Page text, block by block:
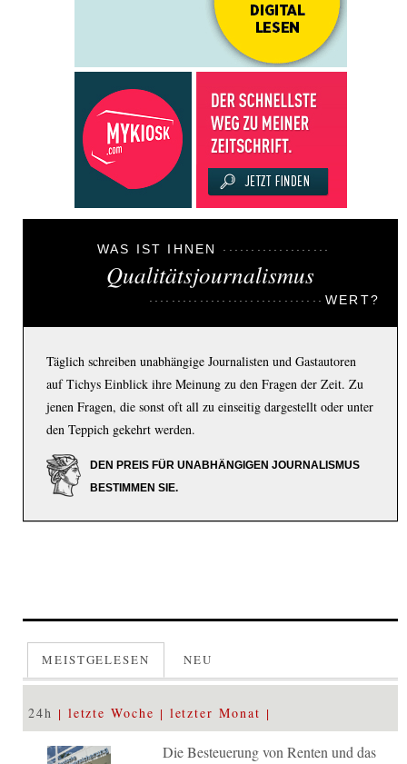
WAS IST IHNEN
Qualitätsjournalismus
WERT?
Täglich schreiben unabhängige Journalisten und Gastautoren
auf Tichys Einblick ihre Meinung zu den Fragen der Zeit. Zu
jenen Fragen, die sonst oft all zu einseitig dargestellt oder unter
den Teppich gekehrt werden.
DEN PREIS FÜR UNABHÄNGIGEN JOURNALISMUS
BESTIMMEN SIE.
MEISTGELESEN NEU
24h letzte Woche letzter Monat
Die Besteuerung von Renten und das